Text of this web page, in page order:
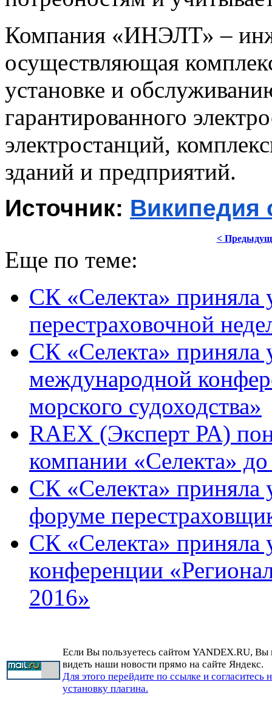
Компания «ИНЭЛТ» –
осуществляющая
установке и
гарантированного
электростанций,
зданий и предприятий.
Источник: Википедия
<
Еще по теме:
СК «Селекта» приняла
перестраховочной
СК «Селекта» приняла
международной
морского судоходства»
RAEX (Эксперт РА)
компании «Селекта»
СК «Селекта» приняла
форуме
СК «Селекта» приняла
конференции
2016»
Если Вы пользуетесь сайтом YANDEX.RU, Вы
видеть наши новости прямо на сайте Яндекс.
Для этого перейдите по ссылке и согласитесь
установку плагина.